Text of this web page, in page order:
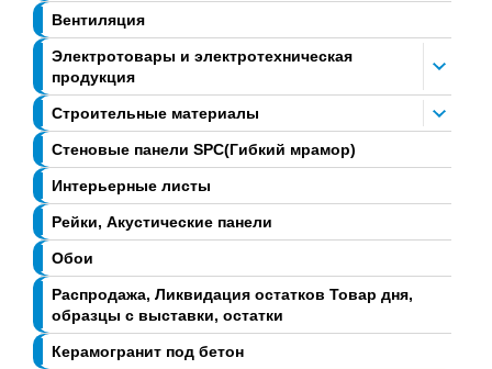
Вентиляция
Электротовары и электротехническая
продукция
Строительные материалы
Стеновые панели SPC(Гибкий мрамор)
Интерьерные листы
Рейки, Акустические панели
Обои
Распродажа, Ликвидация остатков Товар дня,
образцы с выставки, остатки
Керамогранит под бетон